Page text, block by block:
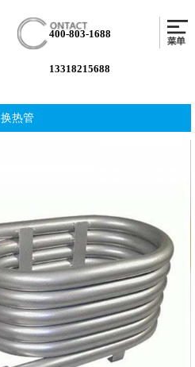
400-803-1688
13318215688
换热管